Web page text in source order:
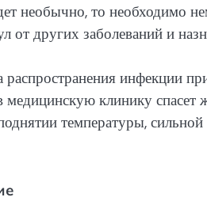
необычно, то необходимо
от других заболеваний и
инфекции
медицинскую клинику
температуры,